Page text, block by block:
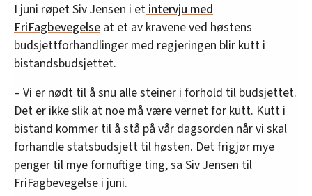
I juni røpet Siv Jensen i etintervju med
FriFagbevegelse at et av kravene ved høstens
budsjettforhandlinger med regjeringen blir kutt i
bistandsbudsjettet.
– Vi er nødt til å snu alle steiner i forhold til budsjettet.
Det er ikke slik at noe må være vernet for kutt. Kutt i
bistand kommer til å stå på vår dagsorden når vi skal
forhandle statsbudsjett til høsten. Det frigjør mye
penger til mye fornuftige ting, sa Siv Jensen til
FriFagbevegelse i juni.